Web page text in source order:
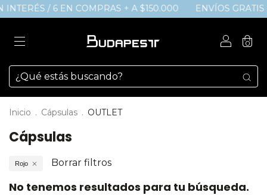
/ 6 EN COMPRAS + A $150.000 ENVÍOS
0
Inicio . Cápsulas . OUTLET
Cápsulas
Rojo Borrar filtros
No tenemos resultados para tu búsqueda.